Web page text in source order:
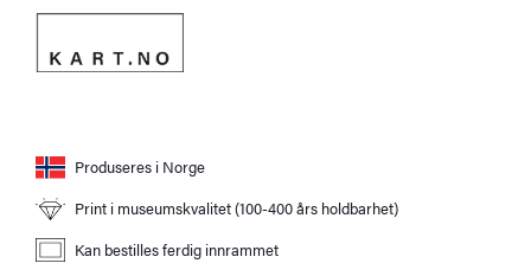
Produseres i Norge
Print i museumskvalitet (100-400 års holdbarhet)
Kan bestilles ferdig innrammet